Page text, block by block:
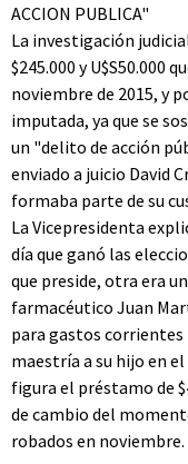
ACCION PUBLICA"
La investigación
$245.000 y U$S50.000
noviembre de 2015, y
imputada, ya que se
un "delito de acción
enviado a juicio David
formaba parte de su
La Vicepresidenta
día que ganó las
que preside, otra era
farmacéutico Juan
para gastos corrientes
maestría a su hijo en
figura el préstamo de
de cambio del
robados en noviembre.